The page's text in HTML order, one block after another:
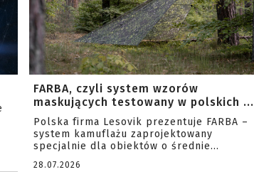
FARBA, czyli system wzorów
maskujących testowany w polskich ...
Polska firma Lesovik prezentuje FARBA –
system kamuflażu zaprojektowany
specjalnie dla obiektów o średnie...
28.07.2026